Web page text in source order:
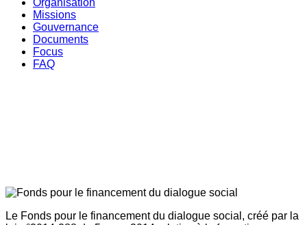
Organisation
Missions
Gouvernance
Documents
Focus
FAQ
Le Fonds pour le financement du dialogue social, créé par la